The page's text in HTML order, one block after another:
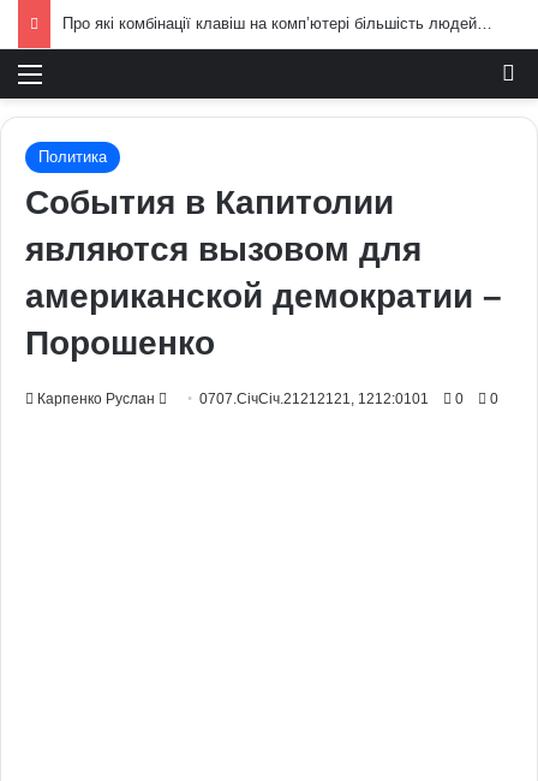
Про які комбінації клавіш на комп’ютері більшість людей не знає: технічні лайфхаки
Меню
Политика
События в Капитолии
являются вызовом для
американской демократии –
Порошенко
Карпенко Руслан
Send0707.СічСіч.21212121, 1212:0101 0 0